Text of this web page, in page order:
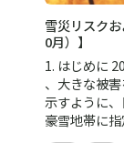
雪災リスク
0月）】
1. はじめに
、大きな被
示すように
豪雪地帯に